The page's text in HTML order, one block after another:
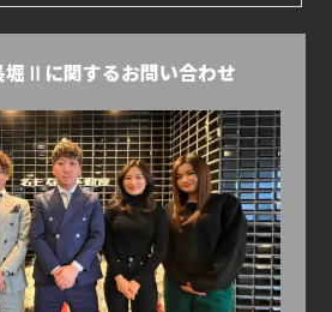
堀Ⅱに関するお問い合わせ